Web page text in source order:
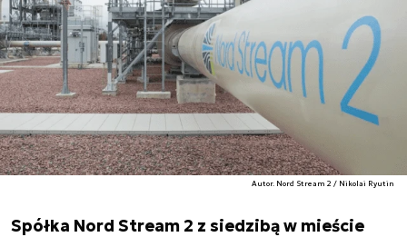
Autor. Nord Stream 2 / Nikolai Ryutin
Spółka Nord Stream 2 z siedzibą w mieście